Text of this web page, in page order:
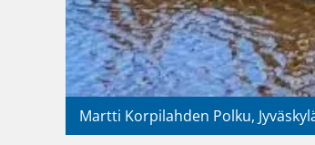
Martti Korpilahden Polku,